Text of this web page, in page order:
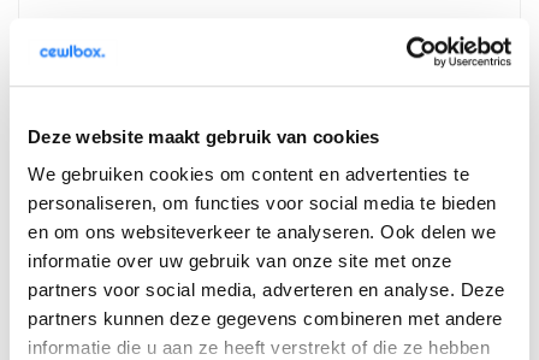
Deze website maakt gebruik van cookies
We gebruiken cookies om content en advertenties te
personaliseren, om functies voor social media te bieden
en om ons websiteverkeer te analyseren. Ook delen we
informatie over uw gebruik van onze site met onze
partners voor social media, adverteren en analyse. Deze
partners kunnen deze gegevens combineren met andere
informatie die u aan ze heeft verstrekt of die ze hebben
Daikin Perfera FTXM50A - 5,0 kW - A++
Geschikt voor 60-70 M2
Energielabel A++
Fluisterstil
€3.700,00 €3.500,00